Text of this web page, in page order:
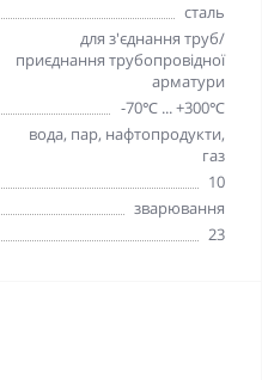
сталь
для з'єднання труб/
приєднання трубопровідної
арматури
-70℃ ... +300℃
вода, пар, нафтопродукти,
газ
10
зварювання
23